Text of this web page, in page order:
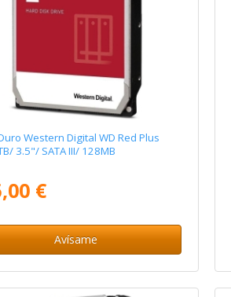
Western Digital WD Red Plus
3.5"/ SATA III/ 128MB
€
Avísame